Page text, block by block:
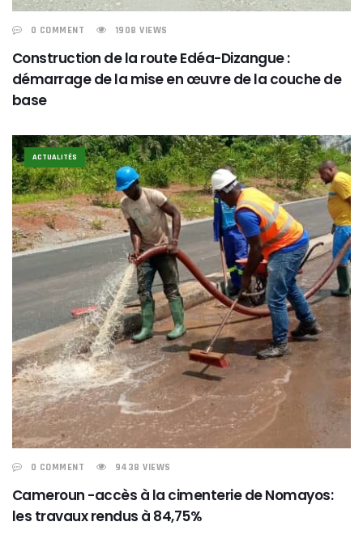
0 COMMENT 1908 VIEWS
Construction de la route Edéa-Dizangue :
démarrage de la mise en œuvre de la couche de
base
ACTUALITÉS
0 COMMENT 9438 VIEWS
Cameroun -accès à la cimenterie de Nomayos:
les travaux rendus à 84,75%